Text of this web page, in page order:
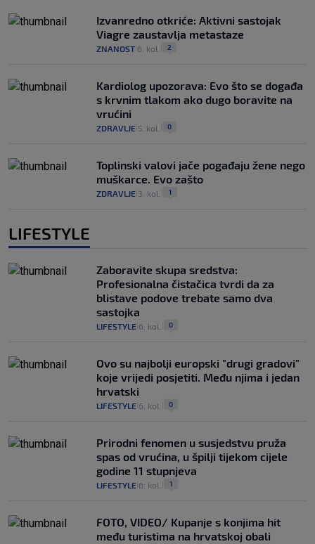
Izvanredno otkriće: Aktivni sastojak
Viagre zaustavlja metastaze
ZNANOST 6. kol. 2
Kardiolog upozorava: Evo što se događa
s krvnim tlakom ako dugo boravite na
vrućini
ZDRAVLJE 5. kol. 0
Toplinski valovi jače pogađaju žene nego
muškarce. Evo zašto
ZDRAVLJE 3. kol. 1
LIFESTYLE
Zaboravite skupa sredstva:
Profesionalna čistačica tvrdi da za
blistave podove trebate samo dva
sastojka
LIFESTYLE 6. kol. 0
Ovo su najbolji europski "drugi gradovi"
koje vrijedi posjetiti. Među njima i jedan
hrvatski
LIFESTYLE 6. kol. 0
Prirodni fenomen u susjedstvu pruža
spas od vrućina, u špilji tijekom cijele
godine 11 stupnjeva
LIFESTYLE 6. kol. 1
FOTO, VIDEO/ Kupanje s konjima hit
među turistima na hrvatskoj obali